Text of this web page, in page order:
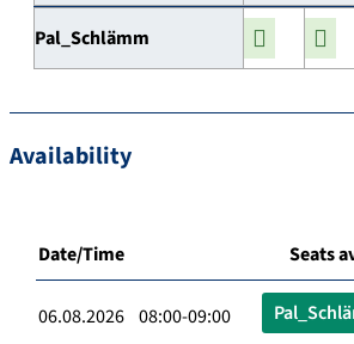
Pal_Schlämm
Availability
Date/Time Seats
06.08.2026 08:00-09:00